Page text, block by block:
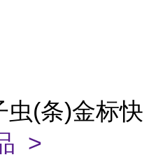
虫(条)金标快
>